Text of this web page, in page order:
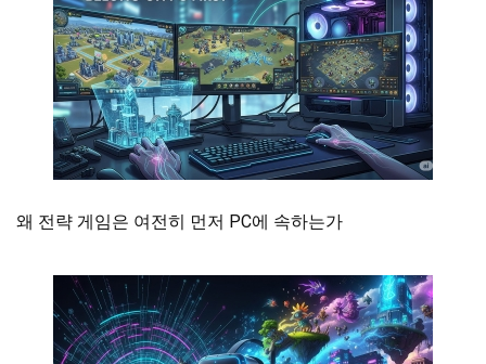
왜 전략 게임은 여전히 먼저 PC에 속하는가